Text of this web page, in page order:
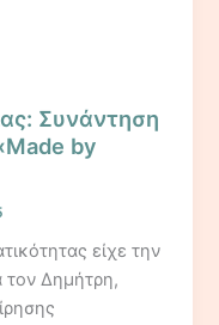
Συνάντηση
by
είχε την
τον Δημήτρη,